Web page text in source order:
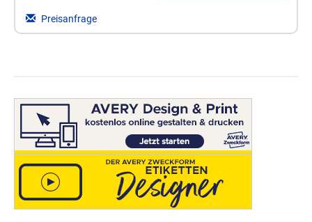
Preisanfrage